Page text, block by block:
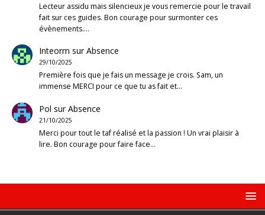
Lecteur assidu mais silencieux je vous remercie pour le travail
fait sur ces guides. Bon courage pour surmonter ces
évènements.…
Inteorm surAbsence
29/10/2025
Première fois que je fais un message je crois. Sam, un
immense MERCI pour ce que tu as fait et…
Pol surAbsence
21/10/2025
Merci pour tout le taf réalisé et la passion ! Un vrai plaisir à
lire. Bon courage pour faire face…